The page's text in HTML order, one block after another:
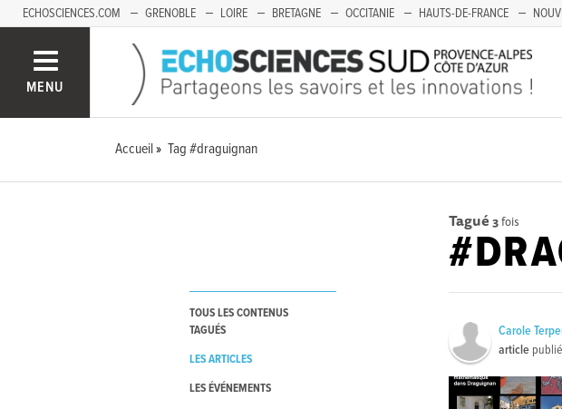
ECHOSCIENCES.COM GRENOBLE LOIRE BRETAGNE OCCITANIE HAUTS-DE-FRANCE
MENU
Accueil Tag #draguignan
TOUS LES CONTENUS
TAGUÉS
LES ARTICLES
LES ÉVÉNEMENTS
Tagué 3fois
Carole
article